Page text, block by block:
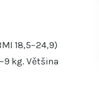
18,5–24,9)
kg. Většina